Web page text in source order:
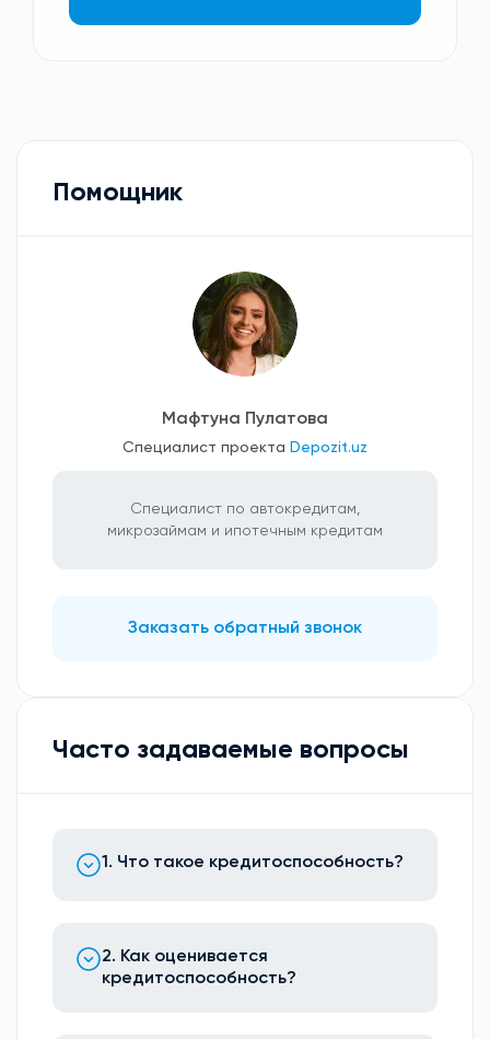
Помощник
Мафтуна Пулатова
Специалист проекта Depozit.uz
Специалист по автокредитам,
микрозаймам и ипотечным кредитам
Заказать обратный звонок
Часто задаваемые вопросы
1. Что такое кредитоспособность?
2. Как оценивается
кредитоспособность?